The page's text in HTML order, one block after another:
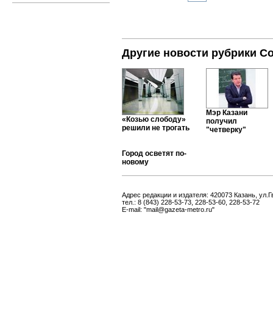
Другие новости рубрики
«Козью слободу»
решили не трогать
Мэр Казани
получил
"четверку"
Город осветят по-
новому
Адрес редакции и издателя: 420073 Казань,
тел.: 8 (843) 228-53-73, 228-53-60, 228-53-72
E-mail: "mail@gazeta-metro.ru"